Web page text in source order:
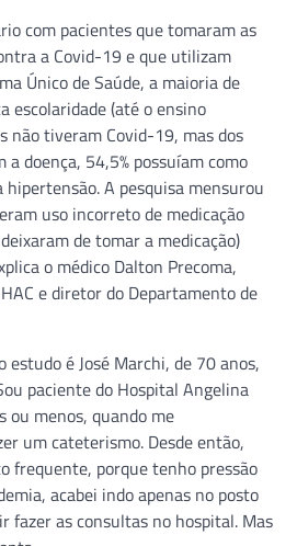
com pacientes que tomaram as
a Covid-19 e que utilizam
Único de Saúde, a maioria de
escolaridade (até o ensino
não tiveram Covid-19, mas dos
a doença, 54,5% possuíam como
A pesquisa mensurou
uso incorreto de medicação
de tomar a medicação)
o médico Dalton Precoma,
e diretor do Departamento de
estudo é José Marchi, de 70 anos,
paciente do Hospital Angelina
ou menos, quando me
um cateterismo. Desde então,
frequente, porque tenho pressão
acabei indo apenas no posto
fazer as consultas no hospital. Mas